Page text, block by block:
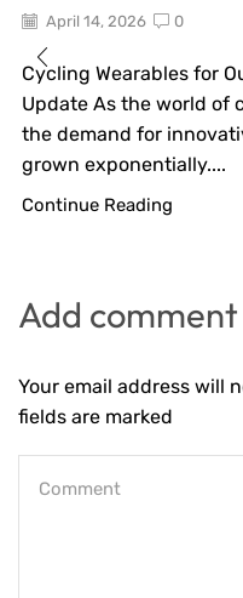
April 14, 2026 0
Cycling Wearables for
Update As the world of
the demand for
grown exponentially....
Continue Reading
Add comment
Your email address will
fields are marked